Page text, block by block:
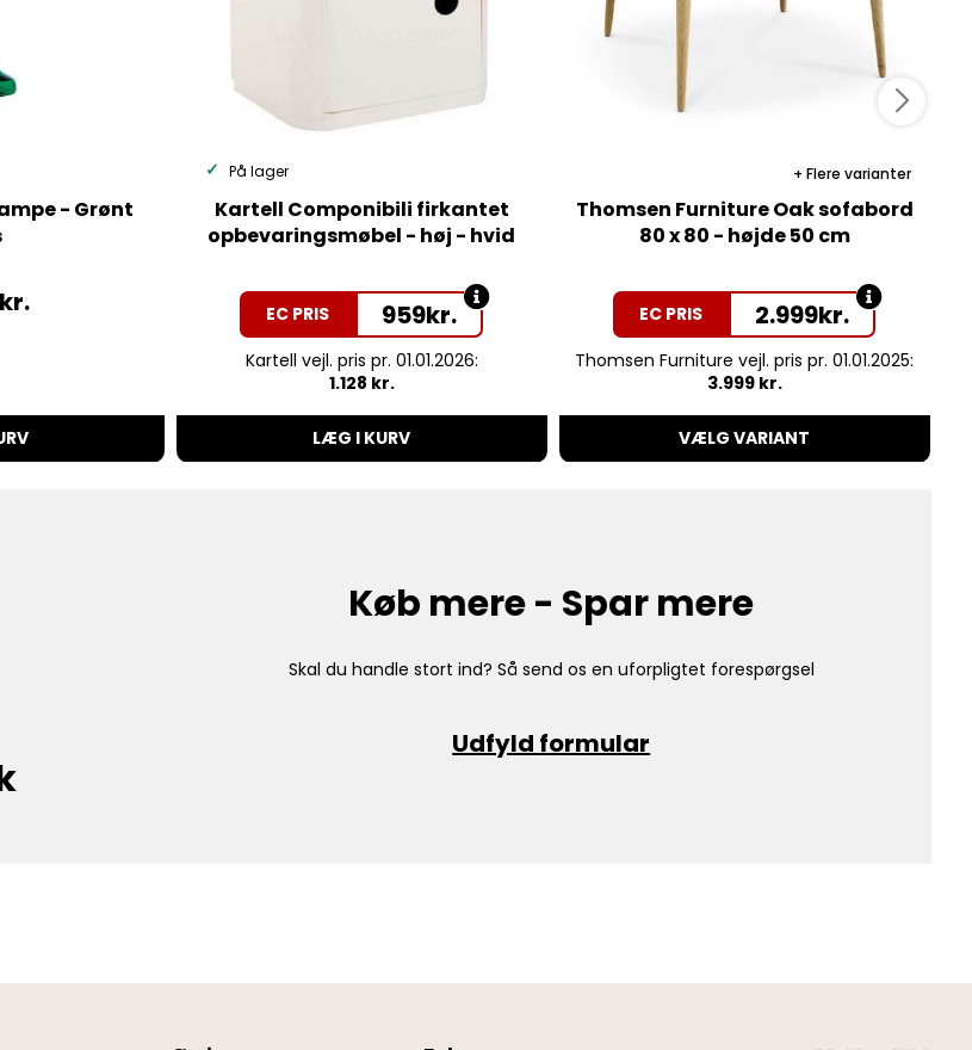
- Grønt
kr.
På lager
Kartell Componibili firkantet
opbevaringsmøbel - høj - hvid
EC PRIS 959kr.
Kartell vejl. pris pr. 01.01.2026:
1.128 kr.
LÆG I KURV
Flere varianter
Thomsen Furniture Oak sofabord
80 x 80 - højde 50 cm
EC PRIS 2.999kr.
Thomsen Furniture vejl. pris pr. 01.01.2025:
3.999 kr.
VÆLG VARIANT
Køb mere - Spar mere
Skal du handle stort ind? Så send os en uforpligtet forespørgsel
Udfyld formular